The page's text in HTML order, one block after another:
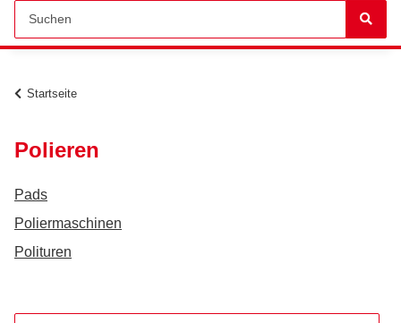
Startseite
Polieren
Pads
Poliermaschinen
Polituren